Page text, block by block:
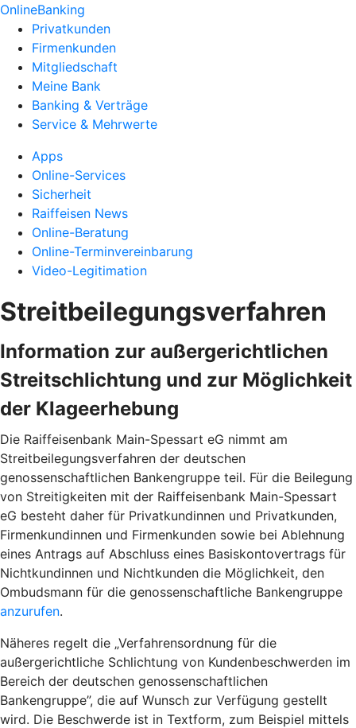
OnlineBanking
Privatkunden
Firmenkunden
Mitgliedschaft
Meine Bank
Banking & Verträge
Service & Mehrwerte
Apps
Online-Services
Sicherheit
Raiffeisen News
Online-Beratung
Online-Terminvereinbarung
Video-Legitimation
Streitbeilegungsverfahren
Information zur außergerichtlichen
Streitschlichtung und zur Möglichkeit
der Klageerhebung
Die Raiffeisenbank Main-Spessart eG nimmt am
Streitbeilegungsverfahren der deutschen
genossenschaftlichen Bankengruppe teil. Für die Beilegung
von Streitigkeiten mit der Raiffeisenbank Main-Spessart
eG besteht daher für Privatkundinnen und Privatkunden,
Firmenkundinnen und Firmenkunden sowie bei Ablehnung
eines Antrags auf Abschluss eines Basiskontovertrags für
Nichtkundinnen und Nichtkunden die Möglichkeit, den
Ombudsmann für die genossenschaftliche Bankengruppe
anzurufen.
Näheres regelt die „Verfahrensordnung für die
außergerichtliche Schlichtung von Kundenbeschwerden im
Bereich der deutschen genossenschaftlichen
Bankengruppe”, die auf Wunsch zur Verfügung gestellt
wird. Die Beschwerde ist in Textform, zum Beispiel mittels